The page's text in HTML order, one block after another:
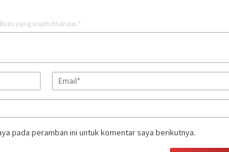
Ruas yang wajib ditandai *
pada peramban ini untuk komentar saya berikutnya.